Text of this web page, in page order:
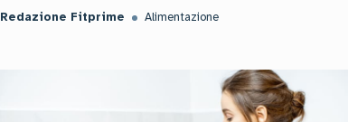
Redazione Fitprime Alimentazione